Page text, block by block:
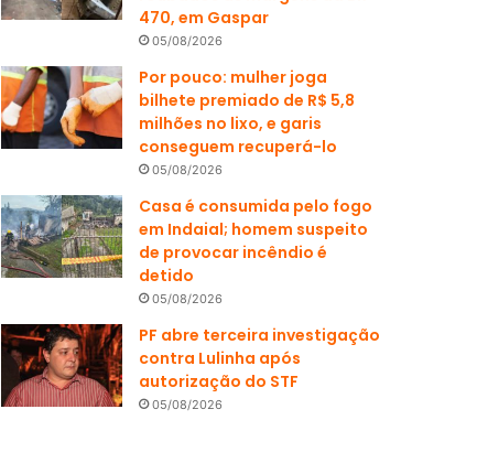
470, em Gaspar
05/08/2026
Por pouco: mulher joga
bilhete premiado de R$ 5,8
milhões no lixo, e garis
conseguem recuperá-lo
05/08/2026
Casa é consumida pelo fogo
em Indaial; homem suspeito
de provocar incêndio é
detido
05/08/2026
PF abre terceira investigação
contra Lulinha após
autorização do STF
05/08/2026